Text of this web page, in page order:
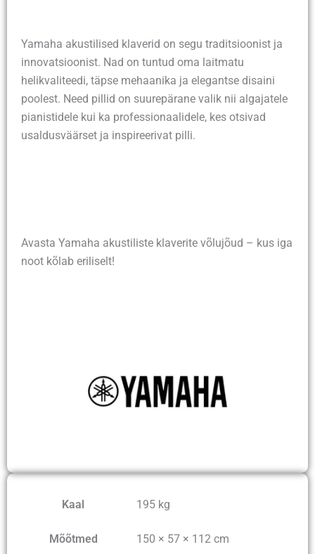
Yamaha akustilised klaverid on segu traditsioonist ja
innovatsioonist. Nad on tuntud oma laitmatu
helikvaliteedi, täpse mehaanika ja elegantse disaini
poolest. Need pillid on suurepärane valik nii algajatele
pianistidele kui ka professionaalidele, kes otsivad
usaldusväärset ja inspireerivat pilli.
Avasta Yamaha akustiliste klaverite võlujõud – kus iga
noot kõlab eriliselt!
Kaal 195 kg
Mõõtmed 150 × 57 × 112 cm